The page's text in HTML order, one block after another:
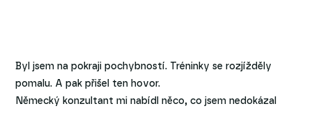
Byl jsem na pokraji pochybností. Tréninky se rozjížděly
pomalu. A pak přišel ten hovor.
Německý konzultant mi nabídl něco, co jsem nedokázal